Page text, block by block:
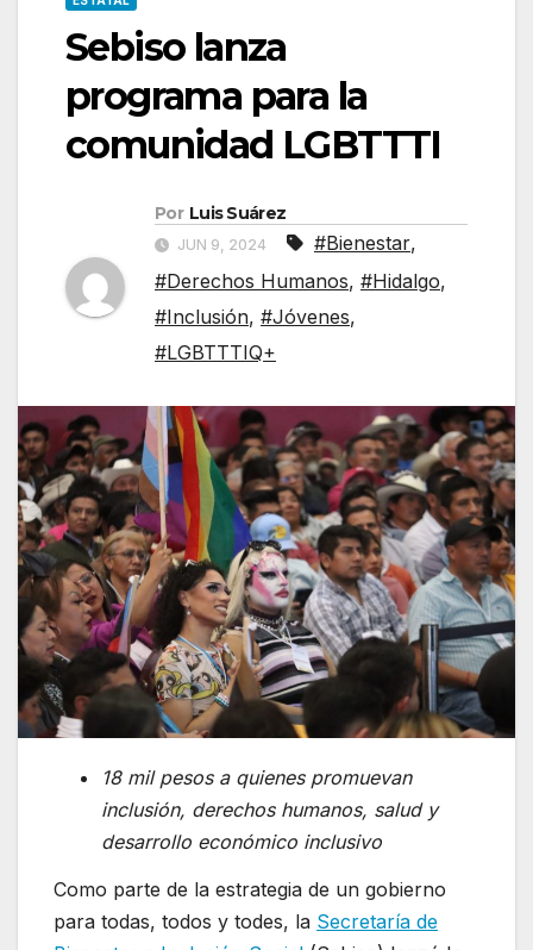
Sebiso lanza
programa para la
comunidad LGBTTTI
Por Luis Suárez
JUN 9, 2024 #Bienestar,
#Derechos Humanos, #Hidalgo,
#Inclusión, #Jóvenes,
#LGBTTTIQ+
18 mil pesos a quienes promuevan
inclusión, derechos humanos, salud y
desarrollo económico inclusivo
Como parte de la estrategia de un gobierno
para todas, todos y todes, la Secretaría de